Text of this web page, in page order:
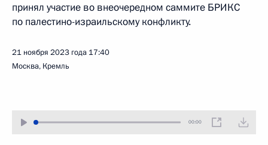
принял участие во внеочередном саммите БРИКС
по палестино-израильскому конфликту.
21 ноября 2023 года 17:40
Москва, Кремль
00:00